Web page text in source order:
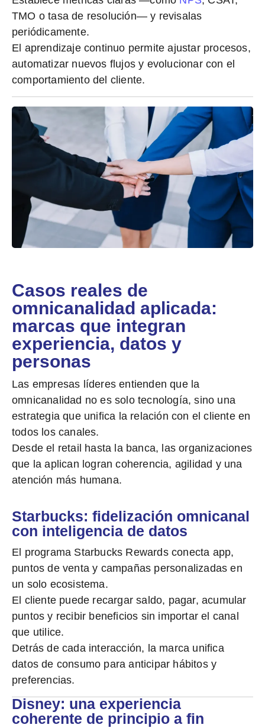
TMO o tasa de resolución— y revisalas
periódicamente.
El aprendizaje continuo permite ajustar procesos,
automatizar nuevos flujos y evolucionar con el
comportamiento del cliente.
Casos reales de
omnicanalidad aplicada:
marcas que integran
experiencia, datos y
personas
Las empresas líderes entienden que la
omnicanalidad no es solo tecnología, sino una
estrategia que unifica la relación con el clienteen
todos los canales.
Desde el retail hasta la banca, las organizaciones
que la aplican logran coherencia, agilidad y una
atención más humana.
Starbucks: fidelización omnicanal
con inteligencia de datos
El programa Starbucks Rewardsconecta app,
puntos de venta y campañas personalizadas en
un solo ecosistema.
El cliente puede recargar saldo, pagar, acumular
puntos y recibir beneficios sin importar el canal
que utilice.
Detrás de cada interacción, la marca unifica
datos de consumo para anticipar hábitos y
preferencias.
Disney: una experiencia
coherente de principio a fin